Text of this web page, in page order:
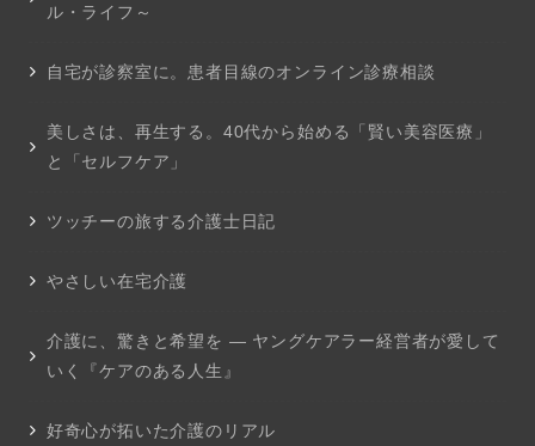
ル・ライフ～
自宅が診察室に。患者目線のオンライン診療相談
美しさは、再生する。40代から始める「賢い美容医療」
と「セルフケア」
ツッチーの旅する介護士日記
やさしい在宅介護
介護に、驚きと希望を ― ヤングケアラー経営者が愛して
いく『ケアのある人生』
好奇心が拓いた介護のリアル